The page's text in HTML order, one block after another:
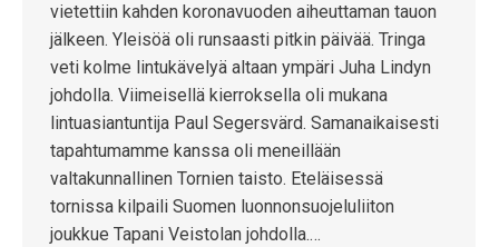
vietettiin kahden koronavuoden aiheuttaman tauon
jälkeen. Yleisöä oli runsaasti pitkin päivää. Tringa
veti kolme lintukävelyä altaan ympäri Juha Lindyn
johdolla. Viimeisellä kierroksella oli mukana
lintuasiantuntija Paul Segersvärd. Samanaikaisesti
tapahtumamme kanssa oli meneillään
valtakunnallinen Tornien taisto. Eteläisessä
tornissa kilpaili Suomen luonnonsuojeluliiton
joukkue Tapani Veistolan johdolla.…